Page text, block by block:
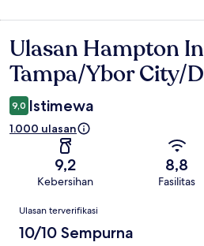
Ulasan
Ulasan Hampton
Tampa/Ybor City/
9,0 Istimewa
1.000 ulasan
9,2
Kebersihan
8,8
Fasilitas
Ulasan
Ulasan terverifikasi
10/10 Sempurna